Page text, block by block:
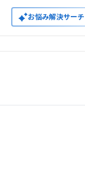
お悩み解決サーチ